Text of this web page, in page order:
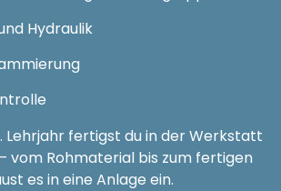
Hydraulik
Lehrjahr fertigst du in der Werkstatt
vom Rohmaterial bis zum fertigen
es in eine Anlage ein.